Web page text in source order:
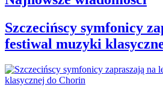
Szczecińscy symfonicy
festiwal muzyki